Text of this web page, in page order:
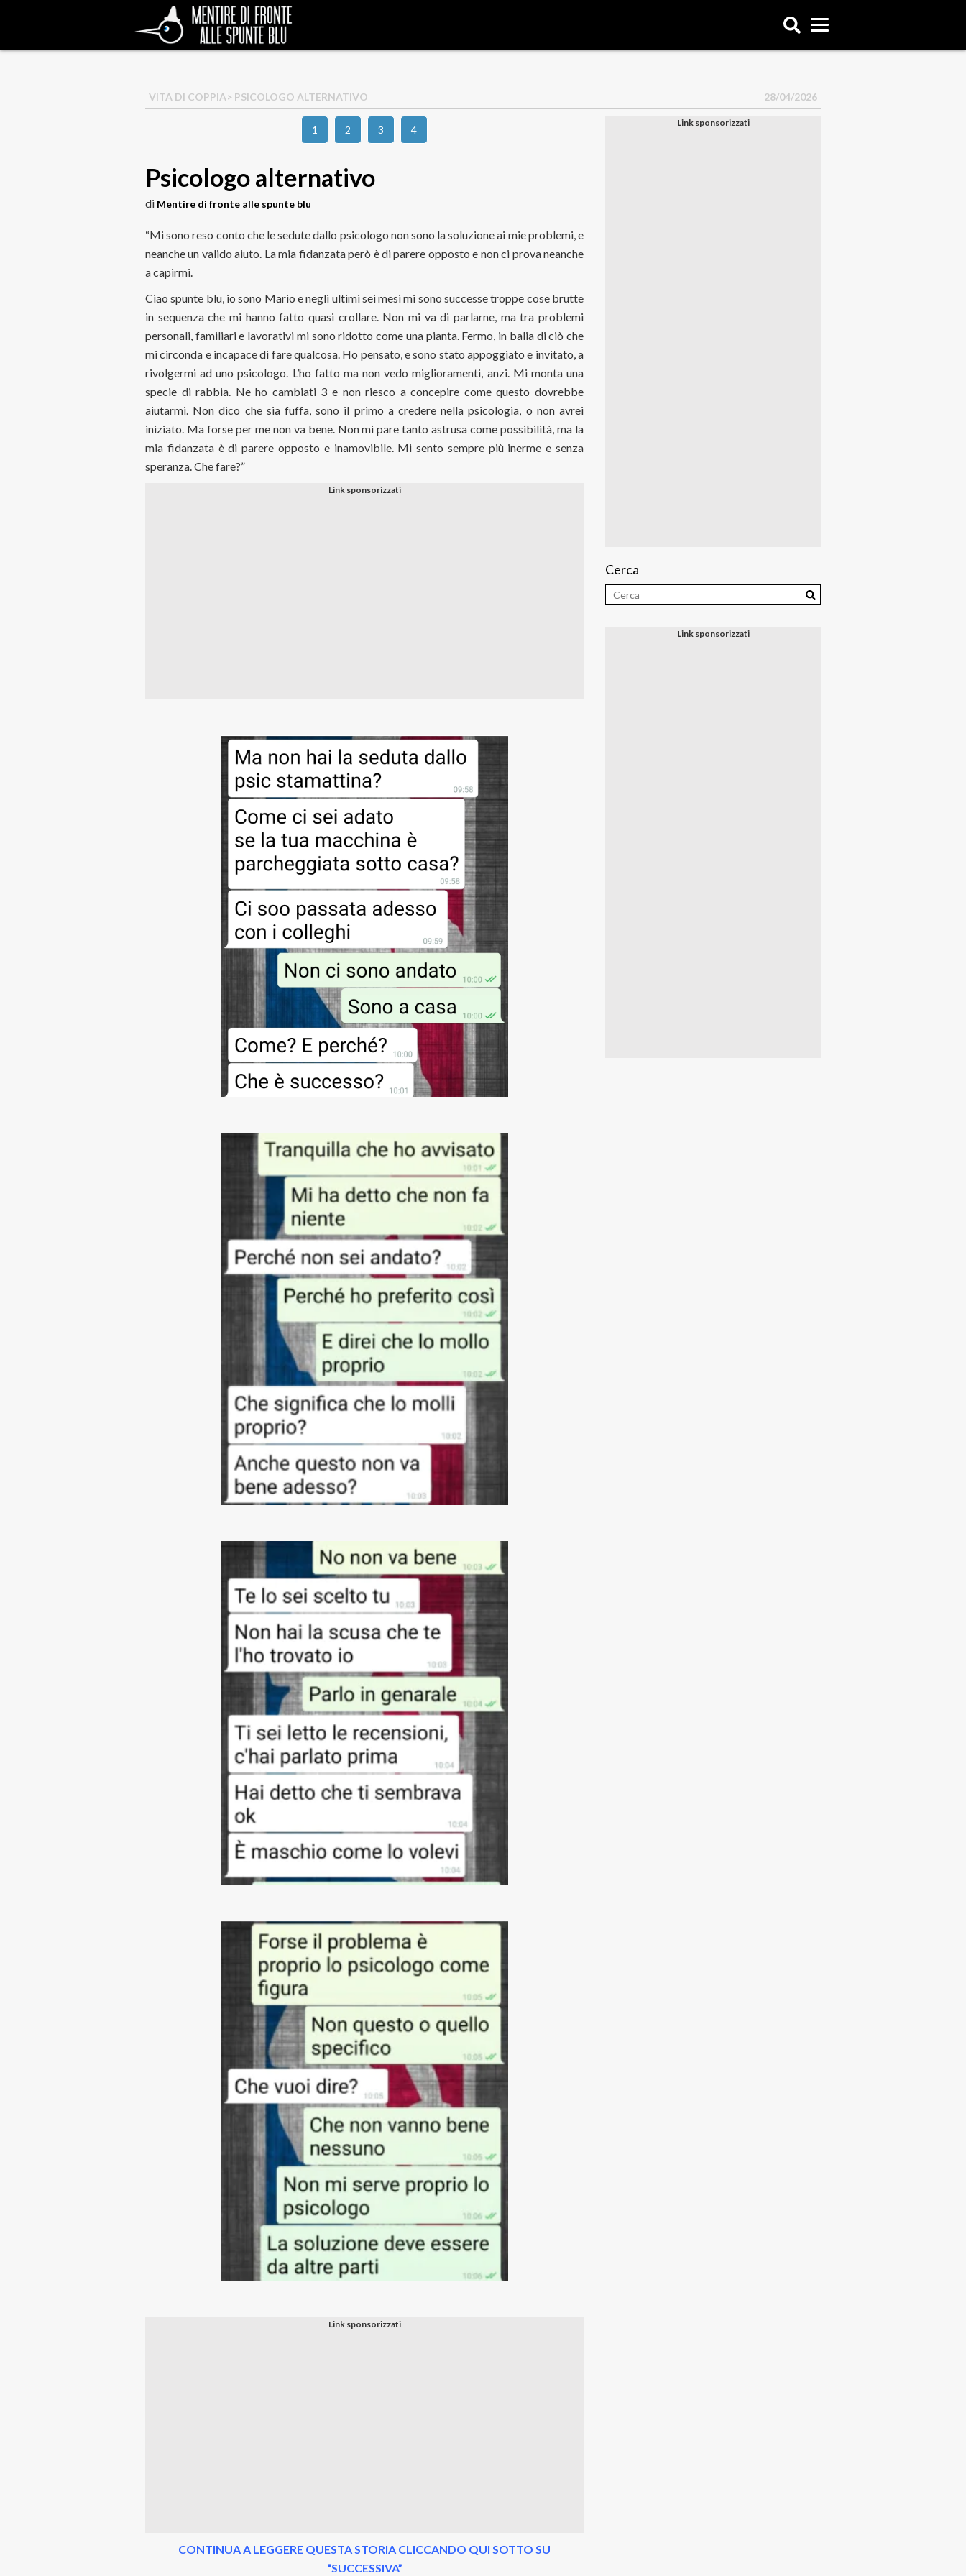
VITA DI COPPIA> PSICOLOGO ALTERNATIVO 28/04/2026
1 2 3 4
Psicologo alternativo
di Mentire di fronte alle spunte blu
“Mi sono reso conto che le sedute dallo psicologo non sono la soluzione ai mie problemi, e
neanche un valido aiuto. La mia fidanzata però è di parere opposto e non ci prova neanche
a capirmi.
Ciao spunte blu, io sono Mario e negli ultimi sei mesi mi sono successe troppe cose brutte
in sequenza che mi hanno fatto quasi crollare. Non mi va di parlarne, ma tra problemi
personali, familiari e lavorativi mi sono ridotto come una pianta. Fermo, in balia di ciò che
mi circonda e incapace di fare qualcosa. Ho pensato, e sono stato appoggiato e invitato, a
rivolgermi ad uno psicologo. L’ho fatto ma non vedo miglioramenti, anzi. Mi monta una
specie di rabbia. Ne ho cambiati 3 e non riesco a concepire come questo dovrebbe
aiutarmi. Non dico che sia fuffa, sono il primo a credere nella psicologia, o non avrei
iniziato. Ma forse per me non va bene. Non mi pare tanto astrusa come possibilità, ma la
mia fidanzata è di parere opposto e inamovibile. Mi sento sempre più inerme e senza
speranza. Che fare?”
CONTINUA A LEGGERE QUESTA STORIA CLICCANDO QUI SOTTO SU
“SUCCESSIVA”
Cerca